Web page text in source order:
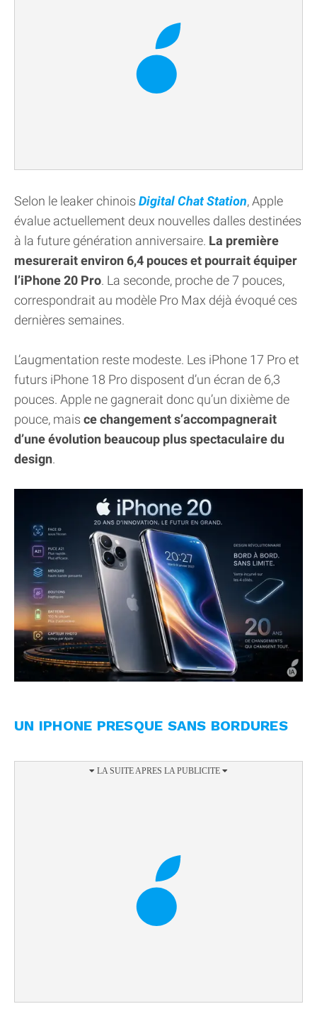
Selon le leaker chinois Digital Chat Station, Apple
évalue actuellement deux nouvelles dalles destinées
à la future génération anniversaire. La première
mesurerait environ 6,4 pouces et pourrait équiper
l’iPhone 20 Pro. La seconde, proche de 7 pouces,
correspondrait au modèle Pro Max déjà évoqué ces
dernières semaines.
L’augmentation reste modeste. Les iPhone 17 Pro et
futurs iPhone 18 Pro disposent d’un écran de 6,3
pouces. Apple ne gagnerait donc qu’un dixième de
pouce, mais ce changement s’accompagnerait
d’une évolution beaucoup plus spectaculaire du
design.
UN IPHONE PRESQUE SANS BORDURES